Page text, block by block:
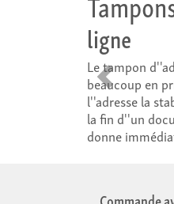
ligne
Le tampon
beaucoup en
l''adresse la
la fin d''un
donne